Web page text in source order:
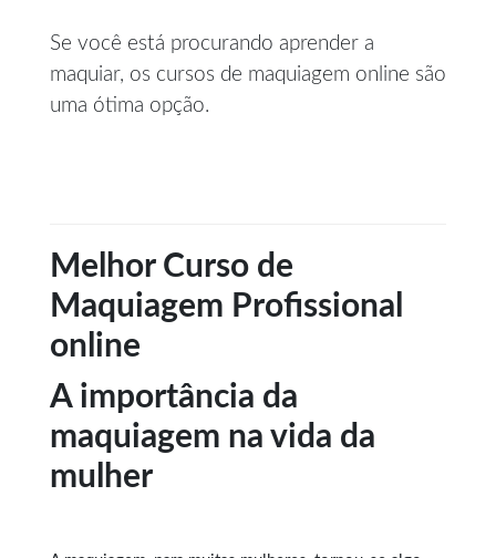
Se você está procurando aprender a
maquiar, os cursos de maquiagem online são
uma ótima opção.
Melhor Curso de
Maquiagem Profissional
online
A importância da
maquiagem na vida da
mulher